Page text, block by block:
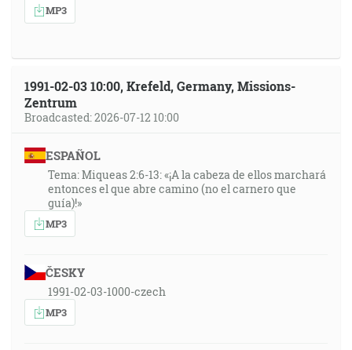
MP3
1991-02-03 10:00, Krefeld, Germany, Missions-
Zentrum
Broadcasted: 2026-07-12 10:00
ESPAÑOL
Tema: Miqueas 2:6-13: «¡A la cabeza de ellos marchará
entonces el que abre camino (no el carnero que
guía)!»
MP3
ČESKY
1991-02-03-1000-czech
MP3